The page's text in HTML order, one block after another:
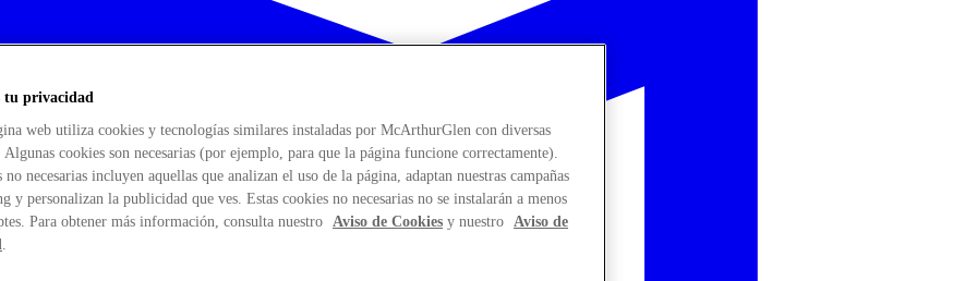
tu privacidad
web utiliza cookies y tecnologías similares instaladas por McArthurGlen con diversas
cookies son necesarias (por ejemplo, para que la página funcione correctamente).
no necesarias incluyen aquellas que analizan el uso de la página, adaptan nuestras campañas
y personalizan la publicidad que ves. Estas cookies no necesarias no se instalarán a menos
Para obtener más información, consulta nuestro Aviso de Cookies y nuestro Aviso de
.